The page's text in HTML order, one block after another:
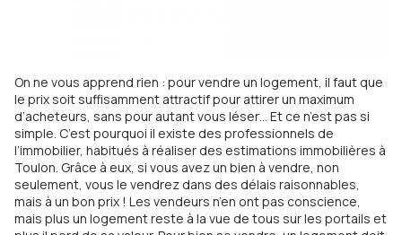
On ne vous apprend rien : pour vendre un logement, il faut que
le prix soit suffisamment attractif pour attirer un maximum
d’acheteurs, sans pour autant vous léser… Et ce n’est pas si
simple. C’est pourquoi il existe des professionnels de
l’immobilier, habitués à réaliser des estimations immobilières à
Toulon. Grâce à eux, si vous avez un bien à vendre, non
seulement, vous le vendrez dans des délais raisonnables,
mais à un bon prix ! Les vendeurs n’en ont pas conscience,
mais plus un logement reste à la vue de tous sur les portails et